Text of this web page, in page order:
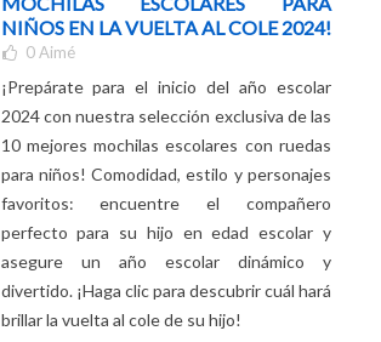
Leer más
¡DESCUBRE LAS 10 MEJORES
MOCHILAS ESCOLARES PARA
NIÑOS EN LA VUELTA AL COLE 2024!
0Aimé
¡Prepárate para el inicio del año escolar
2024 con nuestra selección exclusiva de las
10 mejores mochilas escolares con ruedas
para niños! Comodidad, estilo y personajes
favoritos: encuentre el compañero
perfecto para su hijo en edad escolar y
asegure un año escolar dinámico y